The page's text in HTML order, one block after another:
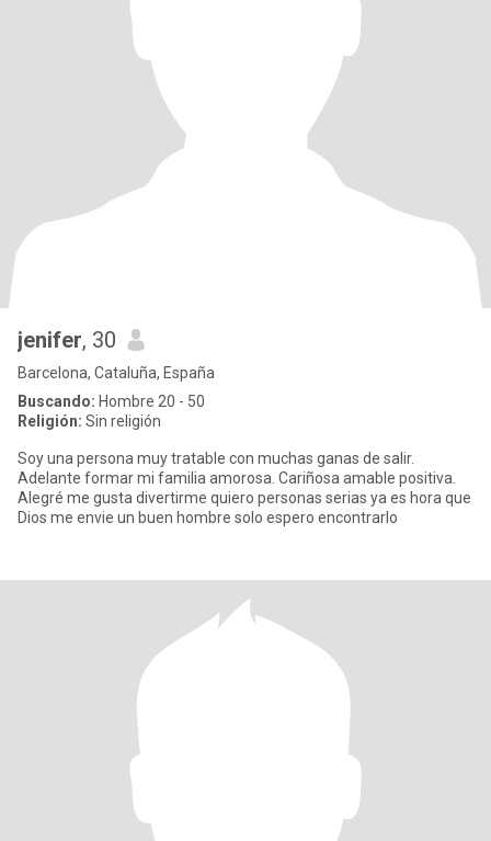
jenifer, 30
Barcelona, Cataluña, España
Buscando: Hombre 20 - 50
Religión: Sin religión
Soy una persona muy tratable con muchas ganas de salir.
Adelante formar mi familia amorosa. Cariñosa amable positiva.
Alegré me gusta divertirme quiero personas serias ya es hora que
Dios me envie un buen hombre solo espero encontrarlo